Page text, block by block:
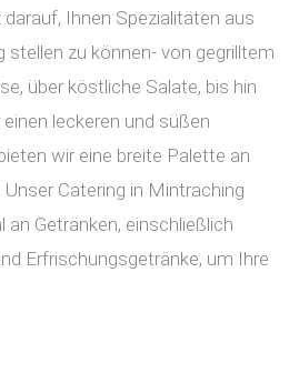
Ihnen Spezialitäten aus
stellen zu können- von gegrilltem
über köstliche Salate, bis hin
leckeren und süßen
wir eine breite Palette an
Catering in Mintraching
Getränken, einschließlich
Erfrischungsgetränke, um Ihre